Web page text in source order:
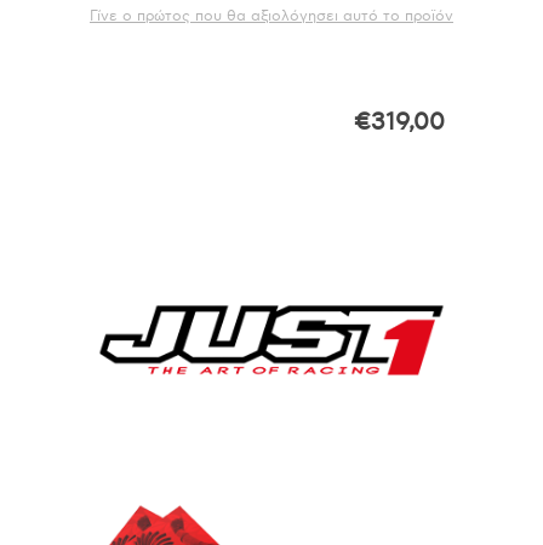
Γίνε ο πρώτος που θα αξιολόγησει αυτό το προϊόν
€319,00